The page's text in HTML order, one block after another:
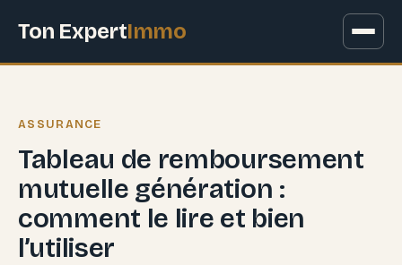
Ton ExpertImmo
ASSURANCE
Tableau de remboursement
mutuelle génération :
comment le lire et bien
l’utiliser